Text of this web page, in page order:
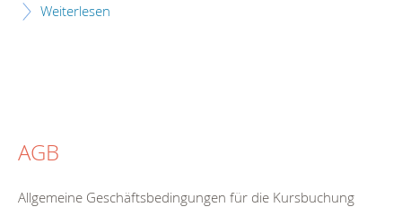
Weiterlesen
AGB
Allgemeine Geschäftsbedingungen für die Kursbuchung